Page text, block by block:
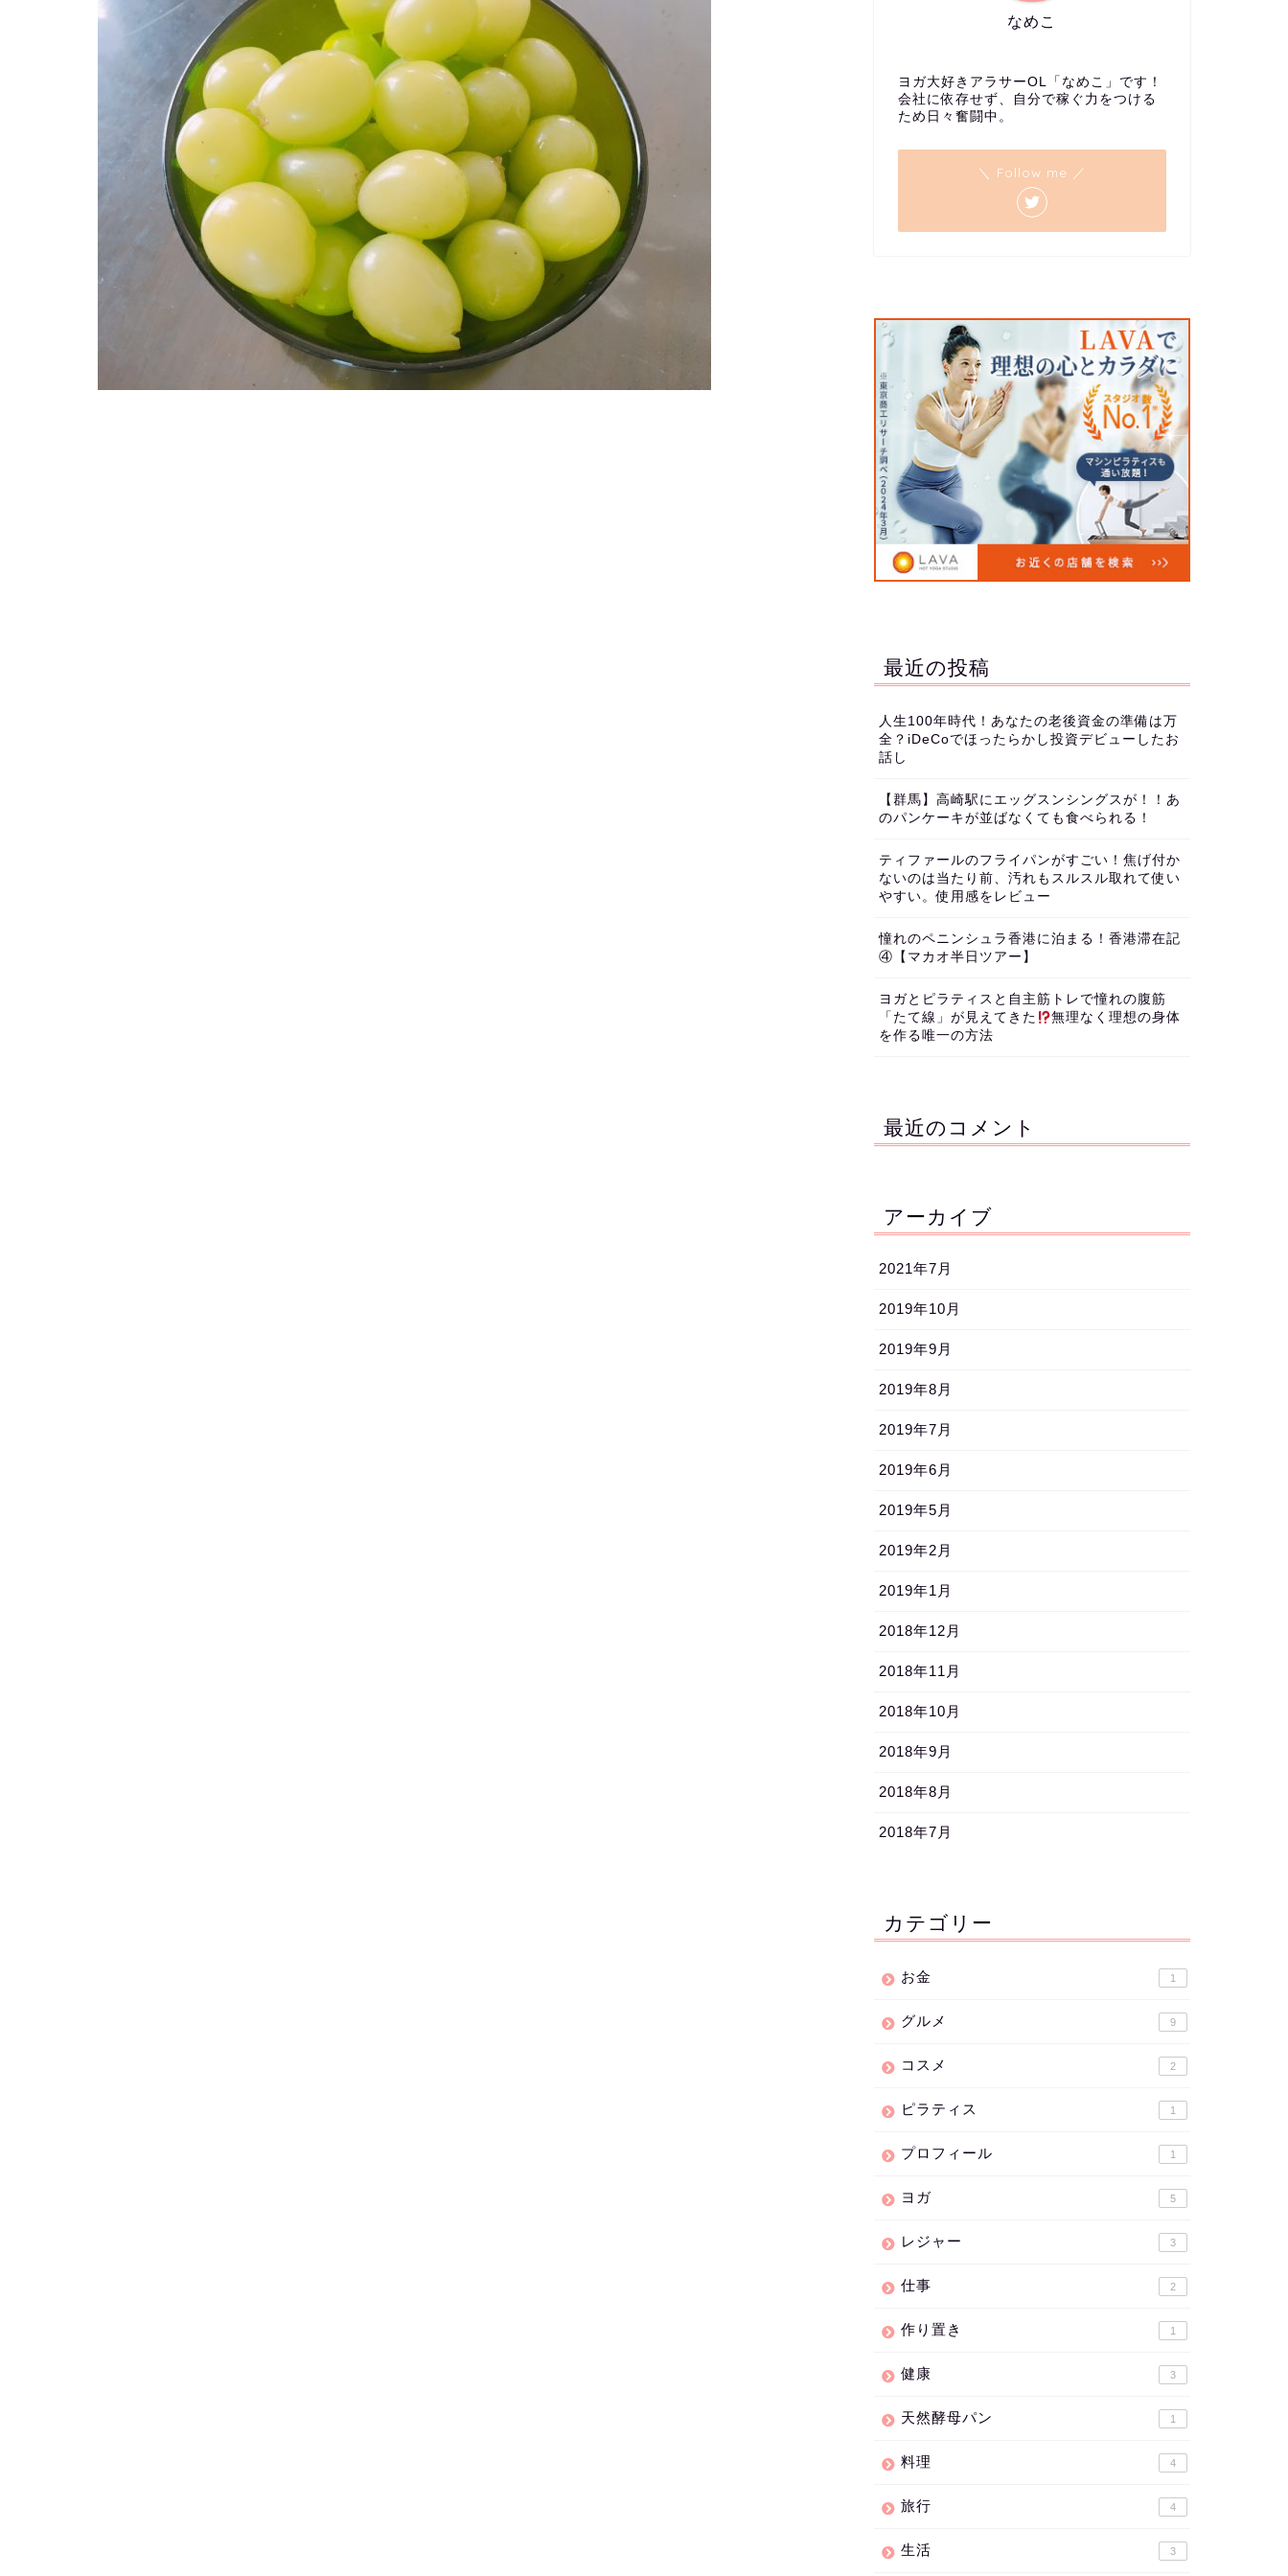
なめこ
ヨガ大好きアラサーOL「なめこ」です！
会社に依存せず、自分で稼ぐ力をつける
ため日々奮闘中。
＼ Follow me ／
最近の投稿
人生100年時代！あなたの老後資金の準備は万
全？iDeCoでほったらかし投資デビューしたお
話し
【群馬】高崎駅にエッグスンシングスが！！あ
のパンケーキが並ばなくても食べられる！
ティファールのフライパンがすごい！焦げ付か
ないのは当たり前、汚れもスルスル取れて使い
やすい。使用感をレビュー
憧れのペニンシュラ香港に泊まる！香港滞在記
④【マカオ半日ツアー】
ヨガとピラティスと自主筋トレで憧れの腹筋
「たて線」が見えてきた
無理なく理想の身体
を作る唯一の方法
最近のコメント
アーカイブ
2021年7月
2019年10月
2019年9月
2019年8月
2019年7月
2019年6月
2019年5月
2019年2月
2019年1月
2018年12月
2018年11月
2018年10月
2018年9月
2018年8月
2018年7月
カテゴリー
お金 1
グルメ 9
コスメ 2
ピラティス 1
プロフィール 1
ヨガ 5
レジャー 3
仕事 2
作り置き 1
健康 3
天然酵母パン 1
料理 4
旅行 4
生活 3